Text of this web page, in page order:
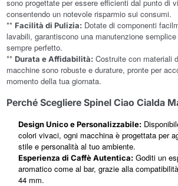
sono progettate per essere efficienti dal punto di
consentendo un notevole risparmio sui consumi.
**Facilità di Pulizia: Dotate di componenti
lavabili, garantiscono una manutenzione
sempre perfetto.
**Durata e Affidabilità: Costruite con materiali
macchine sono robuste e durature, pronte per
momento della tua giornata.
Perché Scegliere Spinel Ciao Cialda
Design Unico e Personalizzabile:
colori vivaci, ogni macchina è progettata per
stile e personalità al tuo ambiente.
Esperienza di Caffè Autentica: Goditi un
aromatico come al bar, grazie alla
44 mm.